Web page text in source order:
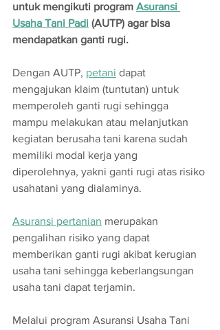
untuk mengikuti program Asuransi
Usaha Tani Padi (AUTP) agar bisa
mendapatkan ganti rugi.
Dengan AUTP, petani dapat
mengajukan klaim (tuntutan) untuk
memperoleh ganti rugi sehingga
mampu melakukan atau melanjutkan
kegiatan berusaha tani karena sudah
memiliki modal kerja yang
diperolehnya, yakni ganti rugi atas risiko
usahatani yang dialaminya.
Asuransi pertanian merupakan
pengalihan risiko yang dapat
memberikan ganti rugi akibat kerugian
usaha tani sehingga keberlangsungan
usaha tani dapat terjamin.
Melalui program Asuransi Usaha Tani